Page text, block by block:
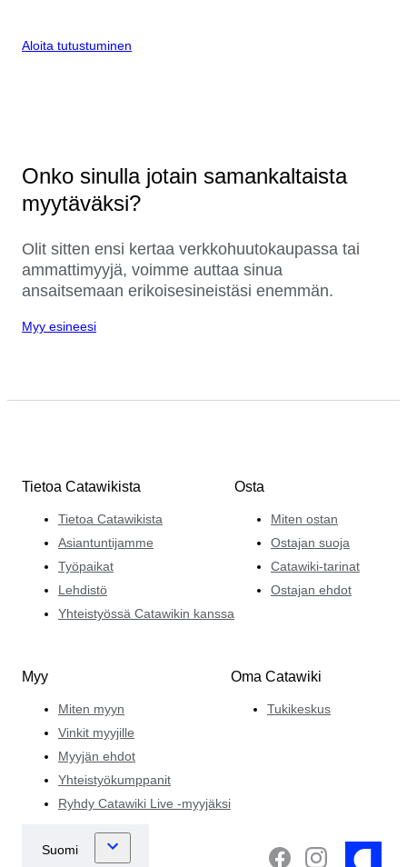
Aloita tutustuminen
Onko sinulla jotain samankaltaista
myytäväksi?
Olit sitten ensi kertaa verkkohuutokaupassa tai
ammattimyyjä, voimme auttaa sinua
ansaitsemaan erikoisesineistäsi enemmän.
Myy esineesi
Tietoa Catawikista
Tietoa Catawikista
Asiantuntijamme
Työpaikat
Lehdistö
Yhteistyössä Catawikin kanssa
Osta
Miten ostan
Ostajan suoja
Catawiki-tarinat
Ostajan ehdot
Myy
Miten myyn
Vinkit myyjille
Myyjän ehdot
Yhteistyökumppanit
Ryhdy Catawiki Live -myyjäksi
Oma Catawiki
Tukikeskus